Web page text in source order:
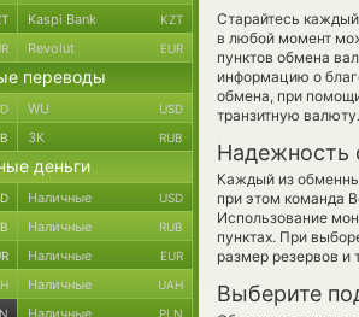
Старайтесь
в любой момент
пунктов обмена
информацию о
обмена, при
транзитную валюту.
Надежность
Каждый из
при этом команда
Использование
пунктах. При
размер резервов и
Выберите
Kaspi Bank KZT
Revolut EUR
переводы
WU USD
ЗК RUB
деньги
Наличные USD
Наличные RUB
Наличные EUR
Наличные UAH
Наличные PLN